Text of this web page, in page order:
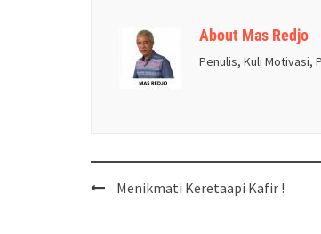
About Mas Redjo
Penulis, Kuli Motivasi,
PostMenikmati Keretaapi Kafir !